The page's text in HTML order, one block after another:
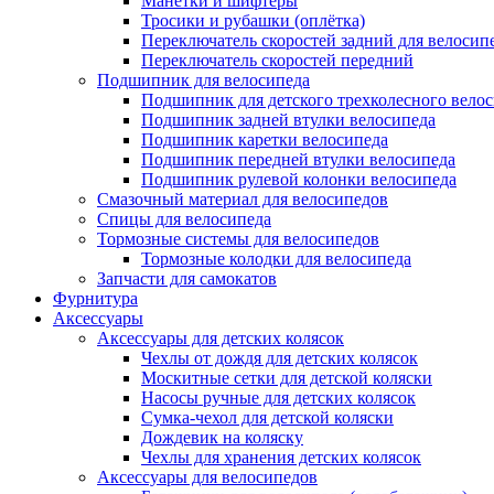
Тросики и рубашки (оплётка)
Переключатель скоростей задний для
Переключатель скоростей передний
Подшипник для велосипеда
Подшипник для детского трехколесного
Подшипник задней втулки велосипеда
Подшипник каретки велосипеда
Подшипник передней втулки велосипеда
Подшипник рулевой колонки велосипеда
Смазочный материал для велосипедов
Спицы для велосипеда
Тормозные системы для велосипедов
Тормозные колодки для велосипеда
Запчасти для самокатов
Фурнитура
Аксессуары
Аксессуары для детских колясок
Чехлы от дождя для детских колясок
Москитные сетки для детской коляски
Насосы ручные для детских колясок
Сумка-чехол для детской коляски
Дождевик на коляску
Чехлы для хранения детских колясок
Аксессуары для велосипедов